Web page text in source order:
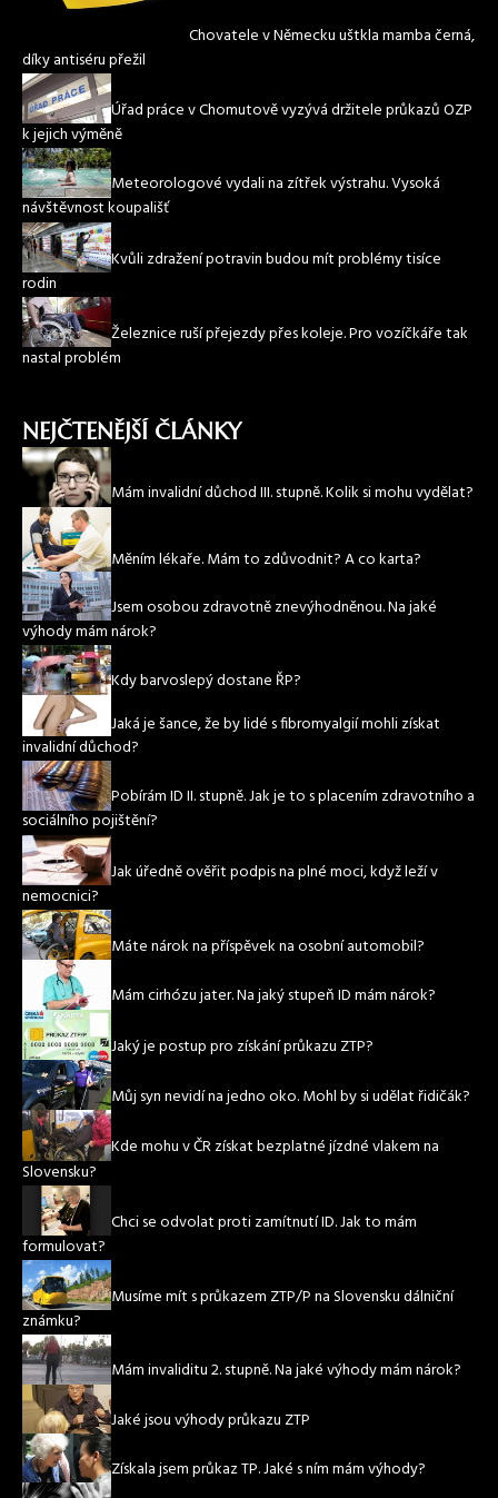
Chovatele v Německu uštkla mamba černá,
díky antiséru přežil
Úřad práce v Chomutově vyzývá držitele průkazů OZP
k jejich výměně
Meteorologové vydali na zítřek výstrahu. Vysoká
návštěvnost koupališť
Kvůli zdražení potravin budou mít problémy tisíce
rodin
Železnice ruší přejezdy přes koleje. Pro vozíčkáře tak
nastal problém
NEJČTENĚJŠÍ ČLÁNKY
Mám invalidní důchod III. stupně. Kolik si mohu vydělat?
Měním lékaře. Mám to zdůvodnit? A co karta?
Jsem osobou zdravotně znevýhodněnou. Na jaké
výhody mám nárok?
Kdy barvoslepý dostane ŘP?
Jaká je šance, že by lidé s fibromyalgií mohli získat
invalidní důchod?
Pobírám ID II. stupně. Jak je to s placením zdravotního a
sociálního pojištění?
Jak úředně ověřit podpis na plné moci, když leží v
nemocnici?
Máte nárok na příspěvek na osobní automobil?
Mám cirhózu jater. Na jaký stupeň ID mám nárok?
Jaký je postup pro získání průkazu ZTP?
Můj syn nevidí na jedno oko. Mohl by si udělat řidičák?
Kde mohu v ČR získat bezplatné jízdné vlakem na
Slovensku?
Chci se odvolat proti zamítnutí ID. Jak to mám
formulovat?
Musíme mít s průkazem ZTP/P na Slovensku dálniční
známku?
Mám invaliditu 2. stupně. Na jaké výhody mám nárok?
Jaké jsou výhody průkazu ZTP
Získala jsem průkaz TP. Jaké s ním mám výhody?